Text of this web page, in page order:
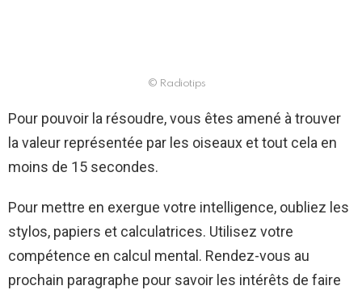
© Radiotips
Pour pouvoir la résoudre, vous êtes amené à trouver
la valeur représentée par les oiseaux et tout cela en
moins de 15 secondes.
Pour mettre en exergue votre intelligence, oubliez les
stylos, papiers et calculatrices. Utilisez votre
compétence en calcul mental. Rendez-vous au
prochain paragraphe pour savoir les intérêts de faire